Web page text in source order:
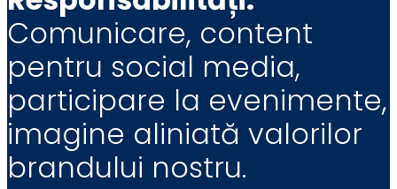
Comunicare, content
pentru social media,
participare la evenimente,
imagine aliniată valorilor
brandului nostru.